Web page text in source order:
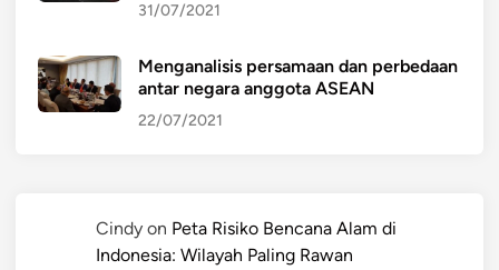
31/07/2021
Menganalisis persamaan dan perbedaan
antar negara anggota ASEAN
22/07/2021
Cindy on Peta Risiko Bencana Alam di
Indonesia: Wilayah Paling Rawan